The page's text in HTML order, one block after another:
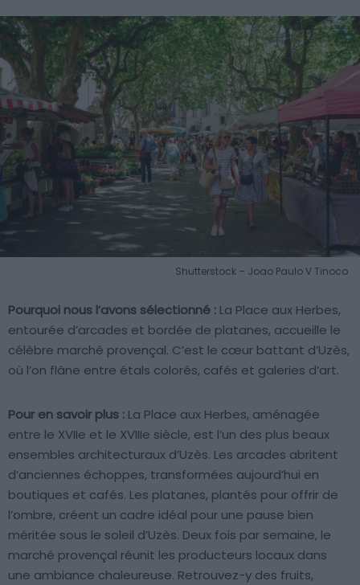
Shutterstock – Joao Paulo V Tinoco
Pourquoi nous l’avons sélectionné : La Place aux Herbes,
entourée d’arcades et bordée de platanes, accueille le
célèbre marché provençal. C’est le cœur battant d’Uzès,
où l’on flâne entre étals colorés, cafés et galeries d’art.
Pour en savoir plus : La Place aux Herbes, aménagée
entre le XVIIe et le XVIIIe siècle, est l’un des plus beaux
ensembles architecturaux d’Uzès. Les arcades abritent
d’anciennes échoppes, transformées aujourd’hui en
boutiques et cafés. Les platanes, plantés pour offrir de
l’ombre, créent un cadre idéal pour une pause bien
méritée sous le soleil d’Uzès. Deux fois par semaine, le
marché provençal réunit les producteurs locaux dans
une ambiance chaleureuse. Retrouvez-y des fruits,